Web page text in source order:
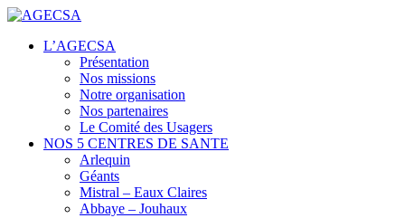
AGECSA
Centres de santé
L’AGECSA
Présentation
Nos missions
Notre organisation
Nos partenaires
Le Comité des Usagers
NOS 5 CENTRES DE SANTE
Arlequin
Géants
Mistral – Eaux Claires
Abbaye – Jouhaux